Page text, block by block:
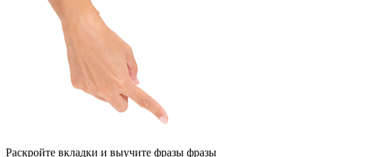
Раскройте вкладки и выучите фразы фразы